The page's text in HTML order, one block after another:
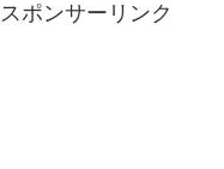
スポンサーリンク